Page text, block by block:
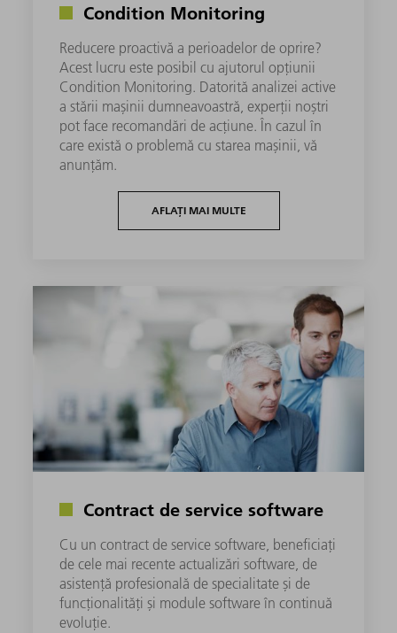
Condition Monitoring
Reducere proactivă a perioadelor de oprire?
Acest lucru este posibil cu ajutorul opțiunii
Condition Monitoring. Datorită analizei active
a stării mașinii dumneavoastră, experții noștri
pot face recomandări de acțiune. În cazul în
care există o problemă cu starea mașinii, vă
anunțăm.
AFLAȚI MAI MULTE
Contract de service software
Cu un contract de service software, beneficiați
de cele mai recente actualizări software, de
asistență profesională de specialitate și de
funcționalități și module software în continuă
evoluție. ​​